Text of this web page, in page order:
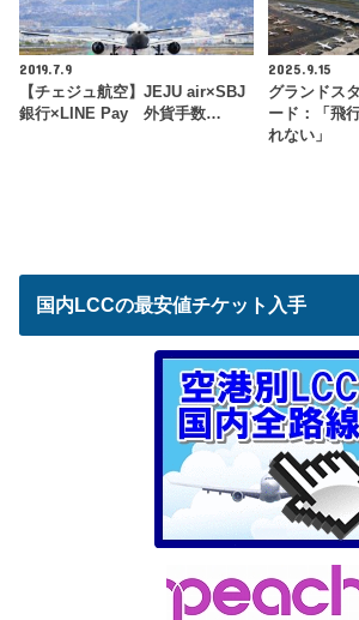
2019.7.9
【チェジュ航空】JEJU air×SBJ
銀行×LINE Pay 外貨手数…
2025.9.15
グランドス
ード：「飛
れない」
国内LCCの最安値チケット入手